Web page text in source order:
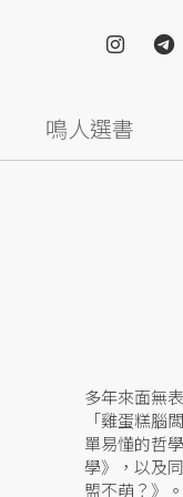
鳴人選書
多年來面無
「雞蛋糕腦
單易懂的哲
學》，以及
盟不萌？》。